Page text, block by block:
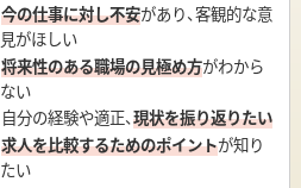
今の仕事に対し不安があり、客観的な意
見がほしい
将来性のある職場の見極め方がわから
ない
自分の経験や適正、現状を振り返りたい
求人を比較するためのポイントが知り
たい